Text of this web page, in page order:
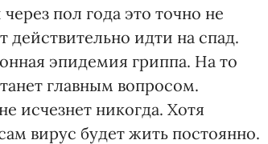
пол года это точно не
действительно идти на спад.
эпидемия гриппа. На то
главным вопросом.
исчезнет никогда. Хотя
вирус будет жить постоянно.